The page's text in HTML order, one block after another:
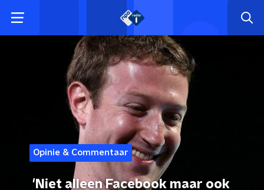
Opinie & Commentaar
'Niet alleen Facebook maar ook